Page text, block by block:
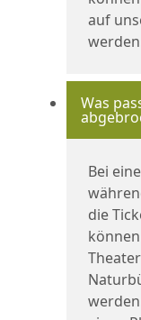
auf
Was
Bei
die